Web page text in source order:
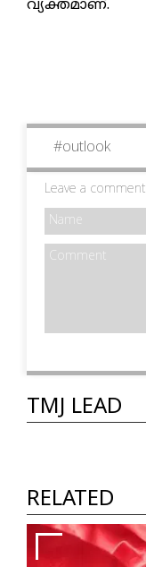
വ്യക്തമാണ്.
#outlook
Leave a comment
TMJ LEAD
RELATED